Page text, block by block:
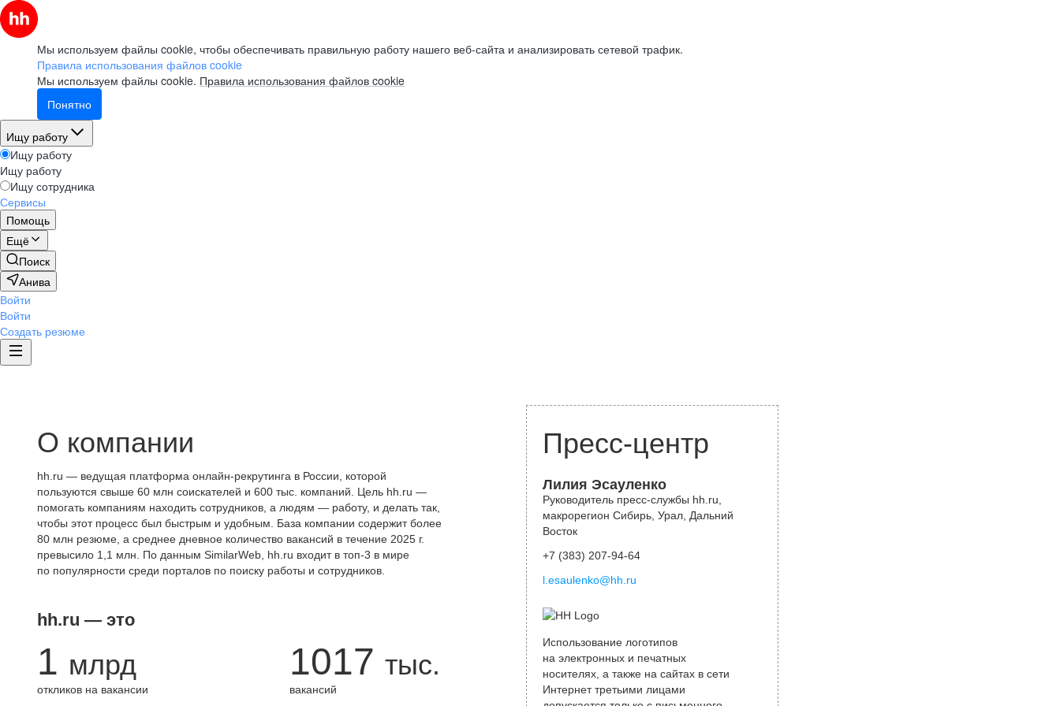
Мы используем файлы cookie, чтобы обеспечивать правильную работу нашего веб-сайта и анализировать сетевой трафик.
Правила использования файлов cookie
Мы используем файлы cookie. Правила использования файлов cookie
Понятно
Ищу работу
Ищу работу
Ищу работу
Ищу сотрудника
Сервисы
Помощь
Ещё
Поиск
Анива
Войти
Войти
Создать резюме
О компании
hh.ru — ведущая платформа онлайн-рекрутинга в России, которой
пользуются свыше 60 млн соискателей и 600 тыс. компаний. Цель hh.ru —
помогать компаниям находить сотрудников, а людям — работу, и делать так,
чтобы этот процесс был быстрым и удобным. База компании содержит более
80 млн резюме, а среднее дневное количество вакансий в течение 2025 г.
превысило 1,1 млн. По данным SimilarWeb, hh.ru входит в топ-3 в мире
по популярности среди порталов по поиску работы и сотрудников.
hh.ru — это
1 млрд
откликов на вакансии
1017 тыс.
вакансий
Пресс-центр
Лилия Эсауленко
Руководитель пресс-службы hh.ru,
макрорегион Сибирь, Урал, Дальний
Восток
+7 (383) 207-94-64
l.esaulenko@hh.ru
Использование логотипов
на электронных и печатных
носителях, а также на сайтах в сети
Интернет третьими лицами